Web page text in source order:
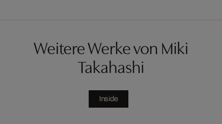
Weitere Werke von Miki
Takahashi
Inside